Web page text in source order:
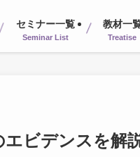
セミナー一覧
Seminar List
教材一
Treatise
エビデンスを解